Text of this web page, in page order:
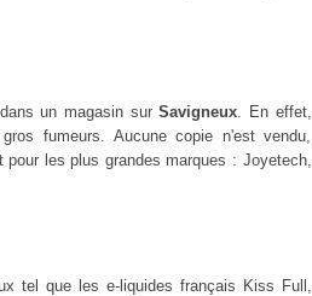
un magasin surSavigneux. En effet,
fumeurs. Aucune copie n'est vendu,
les plus grandes marques : Joyetech,
tel que les e-liquides français Kiss Full,